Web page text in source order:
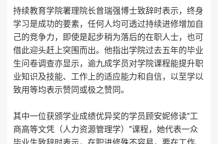
持续教育学院署理院长曾瑞强博士致辞时表示，终身
学习是成功的要素，任何人均可透过持续进修增加自
己的竞争力，即使是起步稍为落后的在职人士，也可
借此迎头赶上突围而出。他指出学院过去五年的毕业
生问卷调查亦显示，逾九成学员对学院课程能提升职
业知识及技能、工作上的适应能力和自信，以至学以
致用等均表示赞同或极之赞同。
其中一位获颁学业成绩优异奖的学员顾安妮修读“工
商高等文凭（人力资源管理学）”课程，她代表一众